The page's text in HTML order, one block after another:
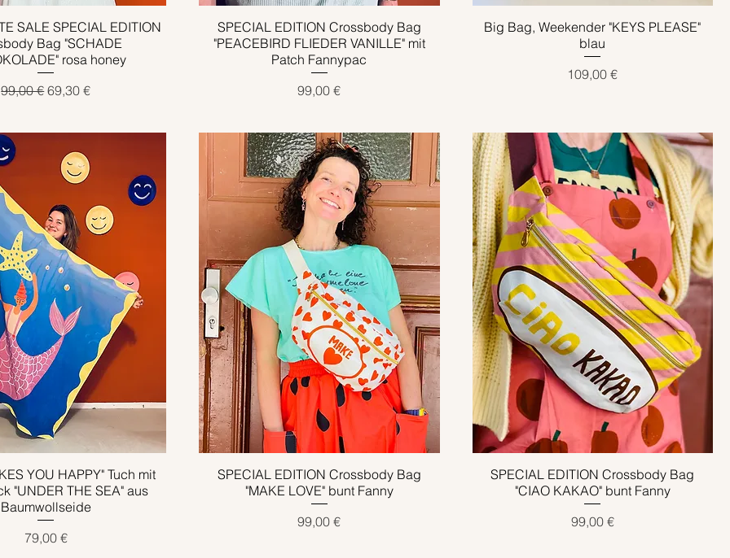
Schnellansicht
SALE SPECIAL EDITION
Bag "SCHADE
rosa honey
Standardpreis
99,00 €Sale-Preis
69,30 €
Schnellansicht
SPECIAL EDITION Crossbody Bag
"PEACEBIRD FLIEDER VANILLE" mit
Patch Fannypac
Preis
99,00 €
Schnellansicht
Big Bag, Weekender "KEYS PLEASE"
blau
Preis
109,00 €
Schnellansicht
YOU HAPPY" Tuch mit
"UNDER THE SEA" aus
Baumwollseide
Preis
79,00 €
Schnellansicht
SPECIAL EDITION Crossbody Bag
"MAKE LOVE" bunt Fanny
Preis
99,00 €
Schnellansicht
SPECIAL EDITION Crossbody Bag
"CIAO KAKAO" bunt Fanny
Preis
99,00 €